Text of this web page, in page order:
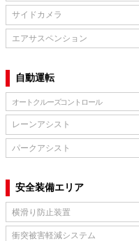
サイドカメラ
エアサスペンション
自動運転
オートクルーズコントロール
レーンアシスト
パークアシスト
安全装備エリア
横滑り防止装置
衝突被害軽減システム